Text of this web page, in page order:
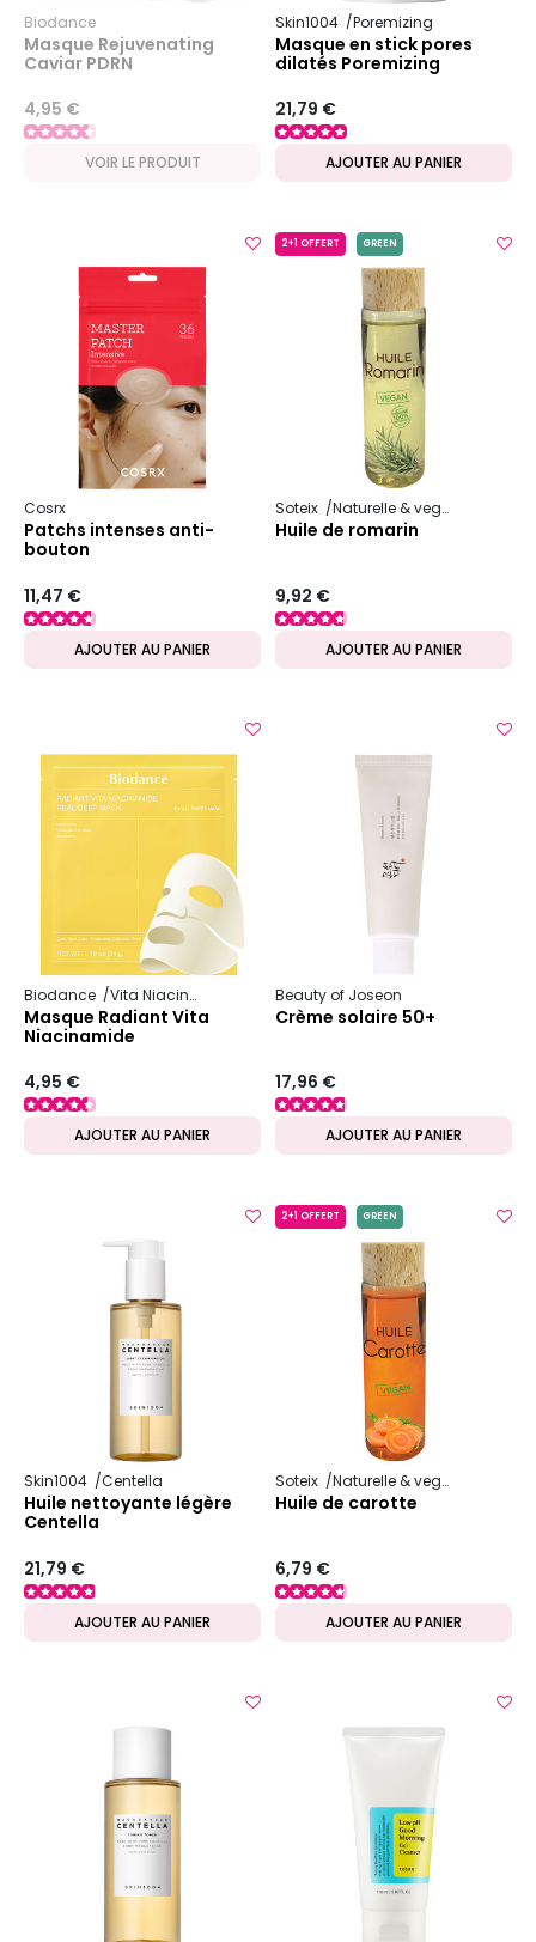
Biodance
Masque Rejuvenating
Caviar PDRN
4,95 €
VOIR LE PRODUIT
Skin1004 Poremizing
Masque en stick pores
dilatés Poremizing
21,79 €
AJOUTER AU PANIER
Cosrx
Patchs intenses anti-
bouton
11,47 €
AJOUTER AU PANIER
2+1 OFFERT GREEN
Soteix Naturelle & vegan
Huile de romarin
9,92 €
AJOUTER AU PANIER
Biodance Vita Niacinamide
Masque Radiant Vita
Niacinamide
4,95 €
AJOUTER AU PANIER
Beauty of Joseon
Crème solaire 50+
17,96 €
AJOUTER AU PANIER
Skin1004 Centella
Huile nettoyante légère
Centella
21,79 €
AJOUTER AU PANIER
2+1 OFFERT GREEN
Soteix Naturelle & vegan
Huile de carotte
6,79 €
AJOUTER AU PANIER